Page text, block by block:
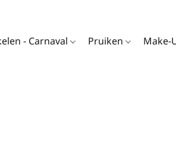
- Carnaval Pruiken Make-